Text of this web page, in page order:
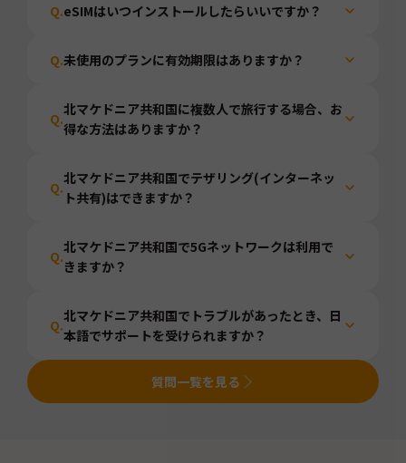
Q.eSIMはいつインストールしたらいいですか？
Q.未使用のプランに有効期限はありますか？
Q.
北マケドニア共和国に複数人で旅行する場合、お
得な方法はありますか？
Q.
北マケドニア共和国でテザリング(インターネッ
ト共有)はできますか？
Q.
北マケドニア共和国で5Gネットワークは利用で
きますか？
Q.
北マケドニア共和国でトラブルがあったとき、日
本語でサポートを受けられますか？
質問一覧を見る